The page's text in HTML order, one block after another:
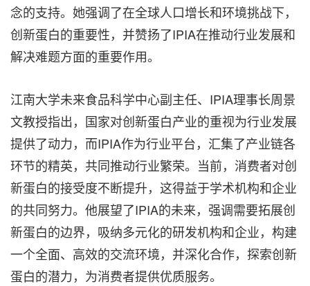
念的支持。她强调了在全球人口增长和环境挑战下，
创新蛋白的重要性，并赞扬了IPIA在推动行业发展和
解决难题方面的重要作用。
江南大学未来食品科学中心副主任、IPIA理事长周景
文教授指出，国家对创新蛋白产业的重视为行业发展
提供了动力，而IPIA作为行业平台，汇集了产业链各
环节的精英，共同推动行业繁荣。当前，消费者对创
新蛋白的接受度不断提升，这得益于学术机构和企业
的共同努力。他展望了IPIA的未来，强调需要拓展创
新蛋白的边界，吸纳多元化的研发机构和企业，构建
一个全面、高效的交流环境，并深化合作，探索创新
蛋白的潜力，为消费者提供优质服务。